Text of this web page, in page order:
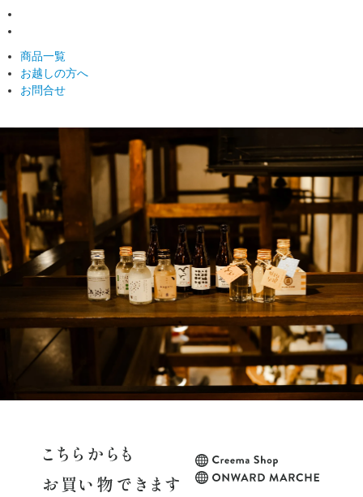
商品一覧
お越しの方へ
お問合せ